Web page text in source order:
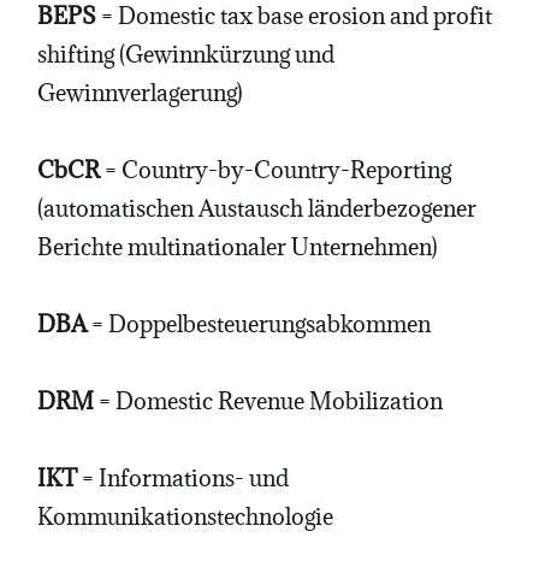
BEPS = Domestic tax base erosion and profit
shifting (Gewinnkürzung und
Gewinnverlagerung)
CbCR= Country-by-Country-Reporting
(automatischen Austausch länderbezogener
Berichte multinationaler Unternehmen)
DBA= Doppelbesteuerungsabkommen
DRM = Domestic Revenue Mobilization
IKT= Informations- und
Kommunikationstechnologie